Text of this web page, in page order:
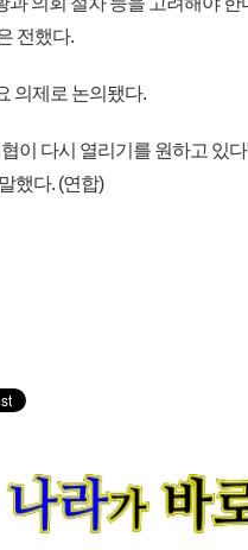
전했다.
의제로 논의됐다.
이 다시 열리기를 원하고 있
했다. (연합)